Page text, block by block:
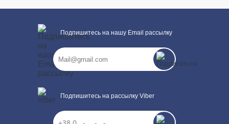
Подпишитесь на нашу Email рассылку
Подпишитесь на рассылку Viber